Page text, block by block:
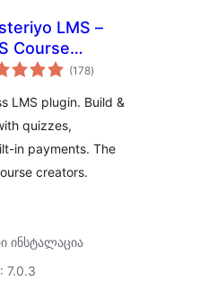
LMS –
Course
Quizzes &
(178საერთო
რეიტინგი
)
LMS plugin. Build &
quizzes,
in payments. The
creators.
ინსტალაცია
7.0.3